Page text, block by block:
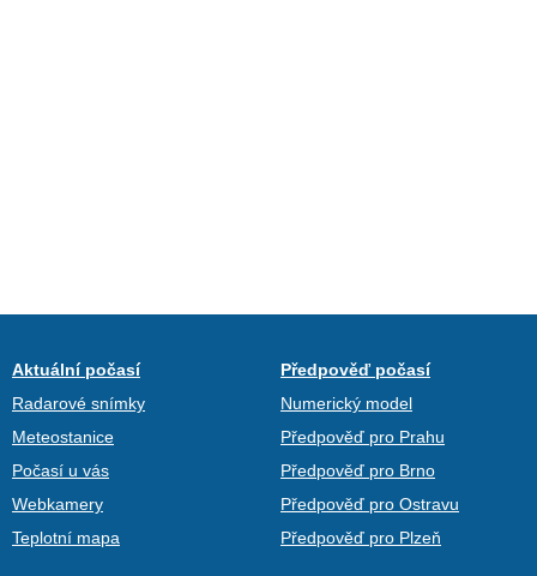
Aktuální počasí
Radarové snímky
Meteostanice
Počasí u vás
Webkamery
Teplotní mapa
Předpověď počasí
Numerický model
Předpověď pro Prahu
Předpověď pro Brno
Předpověď pro Ostravu
Předpověď pro Plzeň